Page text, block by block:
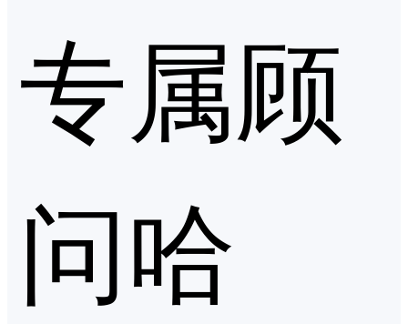
专属顾
问哈